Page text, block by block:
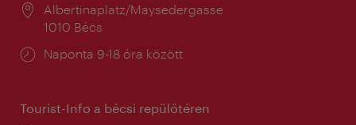
Helyszín:
Albertinaplatz/Maysedergasse
1010 Bécs
Nyitva
Naponta 9-18 óra között
Tourist-Info a bécsi repülőtéren